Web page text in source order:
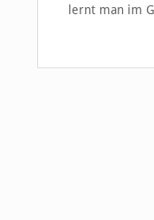
lernt man im